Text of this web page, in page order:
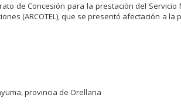
de Concesión para la prestación del
(ARCOTEL), que se presentó afectación a la
provincia de Orellana